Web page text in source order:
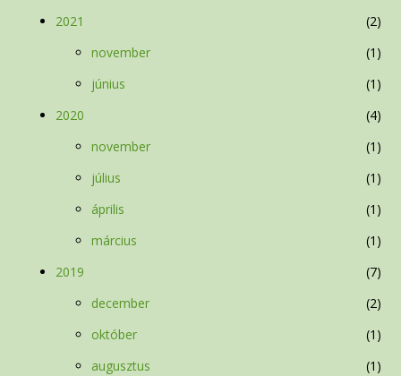
2021
2
november
1
június
1
2020
4
november
1
július
1
április
1
március
1
2019
7
december
2
október
1
augusztus
1